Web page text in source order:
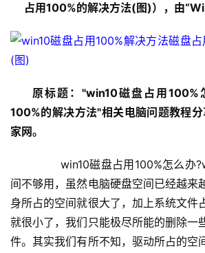
占用100%的解决方法(图)），由
原标题："win10磁盘占用100%
100%的解决方法"相关电脑问题教程
家网。
间不够用，虽然电脑硬盘空间已经越来
身所占的空间就很大了，加上系统文件
就很小了，我们只能极尽所能的删除一
件。其实我们有所不知，驱动所占的空